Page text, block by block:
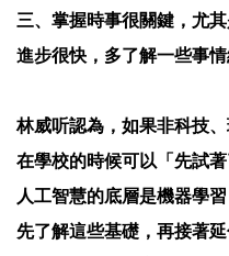
三、掌握時事很關鍵，尤
進步很快，多了解一些事情
林威听認為，如果非科技
在學校的時候可以「先試
人工智慧的底層是機器學
先了解這些基礎，再接著